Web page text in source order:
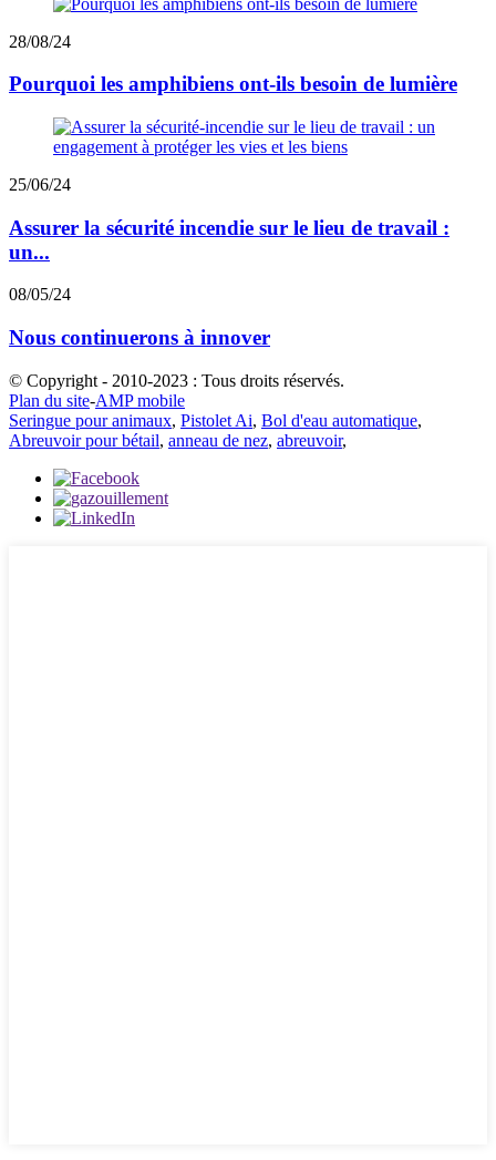
28/08/24
Pourquoi les amphibiens ont-ils besoin de lumière
25/06/24
Assurer la sécurité incendie sur le lieu de travail :
un...
08/05/24
Nous continuerons à innover
© Copyright - 2010-2023 : Tous droits réservés.
Plan du site-AMP mobile
Seringue pour animaux, Pistolet Ai, Bol d'eau automatique,
Abreuvoir pour bétail, anneau de nez, abreuvoir,